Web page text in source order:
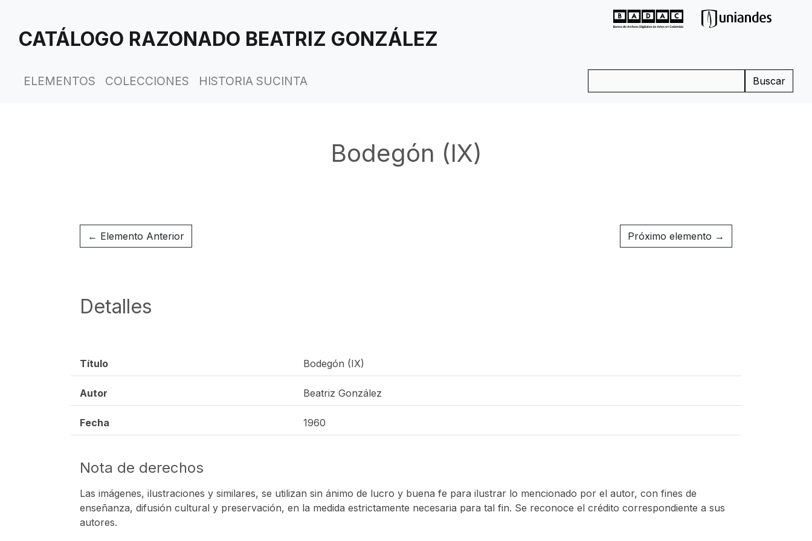
contenido
CATÁLOGO RAZONADO BEATRIZ GONZÁLEZ
ELEMENTOS COLECCIONES HISTORIA SUCINTA Buscar
Bodegón (IX)
← Elemento Anterior Próximo elemento →
Detalles
Título Bodegón (IX)
Autor Beatriz González
Fecha 1960
Nota de derechos
Las imágenes, ilustraciones y similares, se utilizan sin ánimo de lucro y buena fe para ilustrar lo mencionado por el autor, con fines de
enseñanza, difusión cultural y preservación, en la medida estrictamente necesaria para tal fin. Se reconoce el crédito correspondiente a sus
autores.